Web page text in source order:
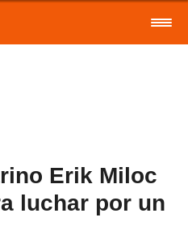
Erik Miloc
luchar por un